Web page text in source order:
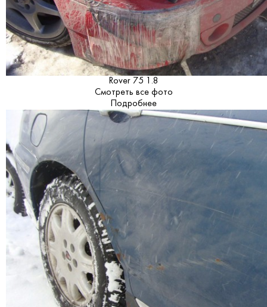
Rover 75 1.8
Смотреть все фото
Подробнее